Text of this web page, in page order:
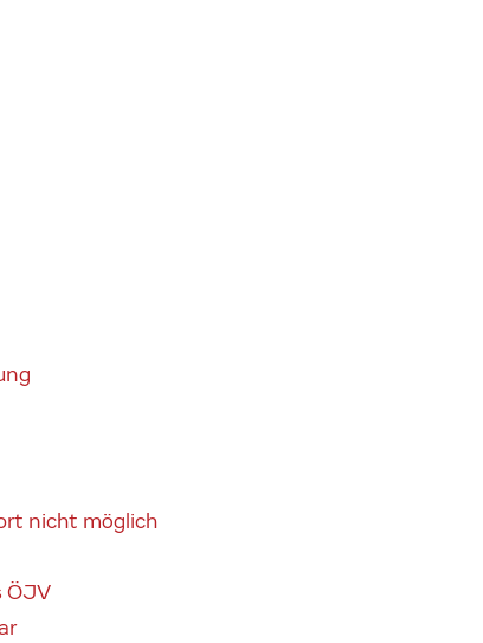
nicht möglich
ÖJV